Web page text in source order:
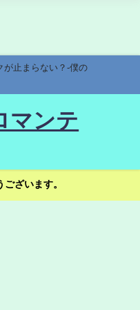
が止まらない？-僕の
マンテ
ざいます。